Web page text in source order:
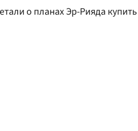
о планах Эр-Рияда купить